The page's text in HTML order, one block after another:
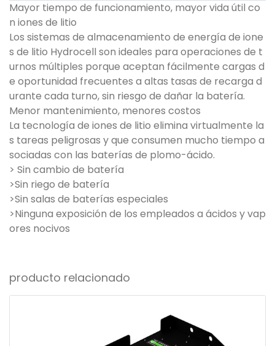
Mayor tiempo de funcionamiento, mayor vida útil co
n iones de litio
Los sistemas de almacenamiento de energía de ione
s de litio Hydrocell son ideales para operaciones de t
urnos múltiples porque aceptan fácilmente cargas d
e oportunidad frecuentes a altas tasas de recarga d
urante cada turno, sin riesgo de dañar la batería.
Menor mantenimiento, menores costos
La tecnología de iones de litio elimina virtualmente la
s tareas peligrosas y que consumen mucho tiempo a
sociadas con las baterías de plomo-ácido.
> Sin cambio de batería
>Sin riego de batería
>Sin salas de baterías especiales
>Ninguna exposición de los empleados a ácidos y vap
ores nocivos
producto relacionado